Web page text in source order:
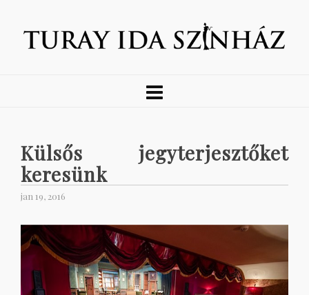
Külsős jegyterjesztőket
keresünk
jan 19, 2016